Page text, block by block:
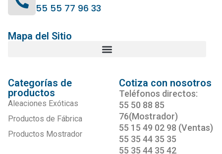
55 55 77 96 33
Mapa del Sitio
Categorías de
productos
Aleaciones Exóticas
Productos de Fábrica
Productos Mostrador
Cotiza con nosotros
Teléfonos directos:
55 50 88 85
76(Mostrador)
55 15 49 02 98 (Ventas)
55 35 44 35 35
55 35 44 35 42